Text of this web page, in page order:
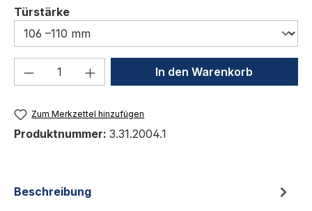
Türstärkeauswählen
Produkt Anzahl: Gib denIn den Warenkorb
Zum Merkzettel hinzufügen
Produktnummer: 3.31.2004.1
Beschreibung